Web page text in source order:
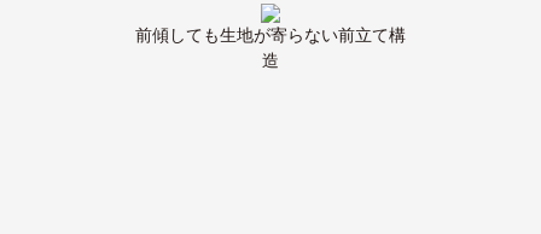
前傾しても生地が寄らない前立て構
造